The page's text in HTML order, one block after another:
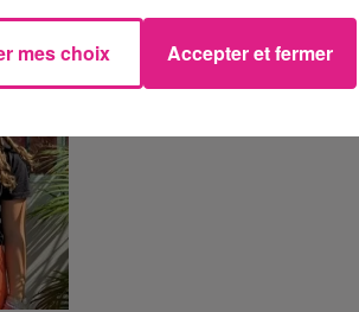
mes choix Accepter et fermer